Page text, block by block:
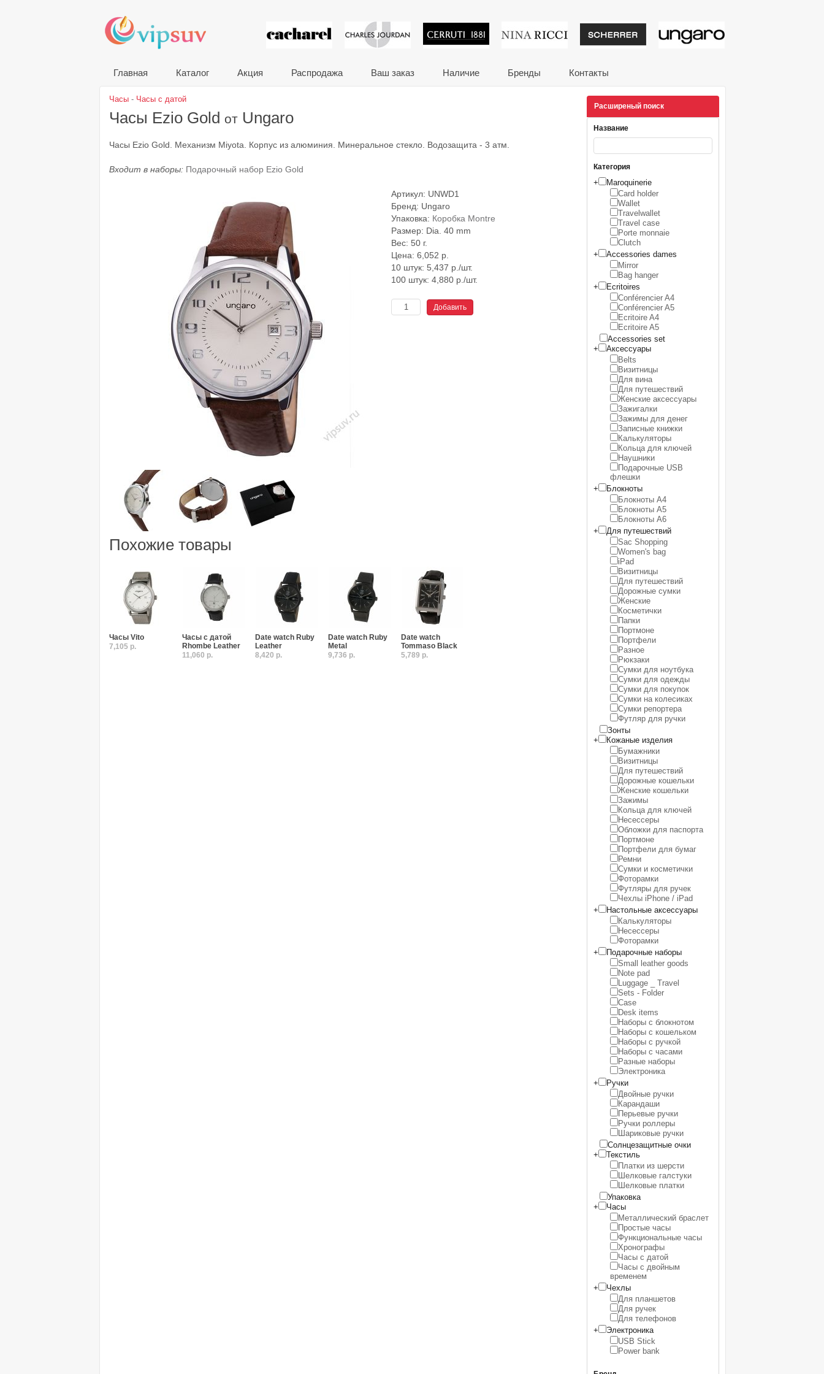
VIP сувениры и корпоративные подарки от
Главная Каталог Акция Распродажа Ваш заказ Наличие Бренды Контакты
Расширеный поиск
Название
Категория
+
Maroquinerie
Card holder
Wallet
Travelwallet
Travel case
Porte monnaie
Clutch
+
Accessories dames
Mirror
Bag hanger
+
Ecritoires
Conférencier A4
Conférencier A5
Ecritoire A4
Ecritoire A5
Accessories set
+
Аксессуары
Belts
Визитницы
Для вина
Для путешествий
Женские аксессуары
Зажигалки
Зажимы для денег
Записные книжки
Калькуляторы
Кольца для ключей
Наушники
Подарочные USB
флешки
+
Блокноты
Блокноты A4
Блокноты A5
Блокноты A6
+
Для путешествий
Sac Shopping
Women's bag
iPad
Визитницы
Для путешествий
Дорожные сумки
Женские
Косметички
Папки
Портмоне
Портфели
Разное
Рюкзаки
Сумки для ноутбука
Сумки для одежды
Сумки для покупок
Сумки на колесиках
Сумки репортера
Футляр для ручки
Зонты
+
Кожаные изделия
Бумажники
Визитницы
Для путешествий
Дорожные кошельки
Женские кошельки
Зажимы
Кольца для ключей
Несессеры
Обложки для паспорта
Портмоне
Портфели для бумаг
Ремни
Сумки и косметички
Фоторамки
Футляры для ручек
Чехлы iPhone / iPad
+
Настольные аксессуары
Калькуляторы
Несессеры
Фоторамки
+
Подарочные наборы
Small leather goods
Note pad
Luggage _ Travel
Sets - Folder
Case
Desk items
Наборы с блокнотом
Наборы с кошельком
Наборы с ручкой
Наборы с часами
Разные наборы
Электроника
+
Ручки
Двойные ручки
Карандаши
Перьевые ручки
Ручки роллеры
Шариковые ручки
Солнцезащитные очки
+
Текстиль
Платки из шерсти
Шелковые галстуки
Шелковые платки
Упаковка
+
Часы
Металлический браслет
Простые часы
Функциональные часы
Хронографы
Часы с датой
Часы с двойным
временем
+
Чехлы
Для планшетов
Для ручек
Для телефонов
+
Электроника
USB Stick
Power bank
Часы - Часы с датой
Часы Ezio Gold от Ungaro
Часы Ezio Gold. Механизм Miyota. Корпус из алюминия. Минеральное стекло. Водозащита - 3 атм.
Входит в наборы: Подарочный набор Ezio Gold
Артикул: UNWD1
Бренд: Ungaro
Упаковка: Коробка Montre
Размер: Dia. 40 mm
Вес: 50 г.
Цена: 6,052 р.
10 штук: 5,437 р./шт.
100 штук: 4,880 р./шт.
Похожие товары
Часы Vito
7,105 р.
Часы с датой
Rhombe Leather
11,060 р.
Date watch Ruby
Leather
8,420 р.
Date watch Ruby
Metal
9,736 р.
Date watch
Tommaso Black
5,789 р.